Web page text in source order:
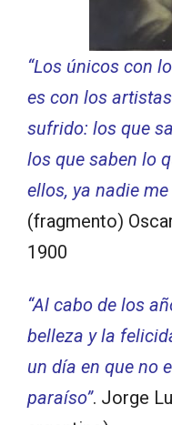
“Los únicos con
es con los
sufrido: los que
los que saben lo
ellos, ya nadie me
(fragmento)
1900
“Al cabo de los
belleza y la
un día en que no
paraíso”. Jorge